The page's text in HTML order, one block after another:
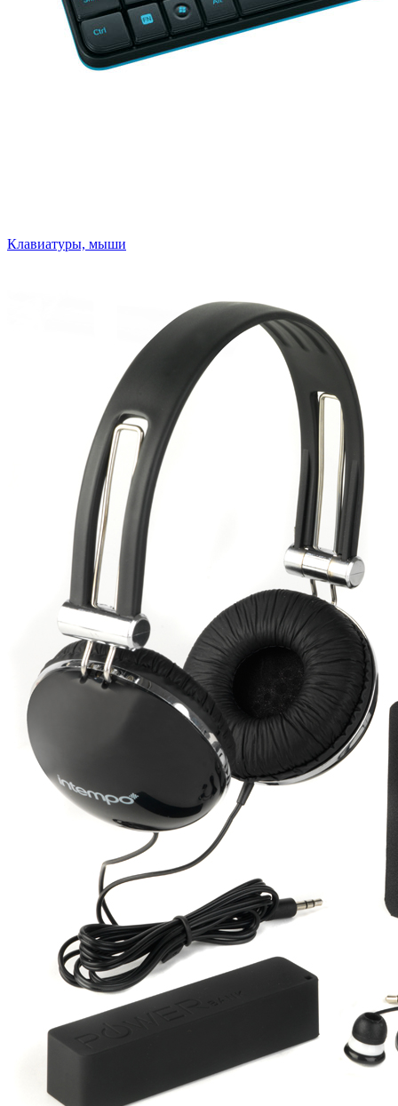
Клавиатуры, мыши